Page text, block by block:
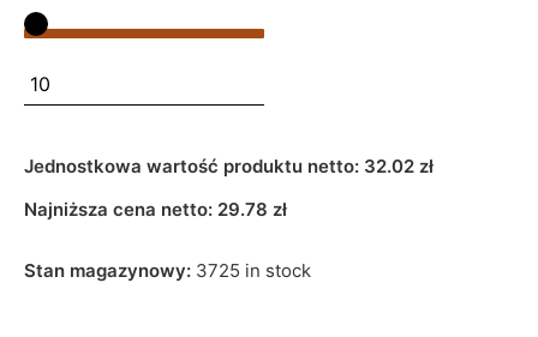
Jednostkowa wartość produktu netto: 32.02 zł
Najniższa cena netto: 29.78 zł
Stan magazynowy: 3725 in stock